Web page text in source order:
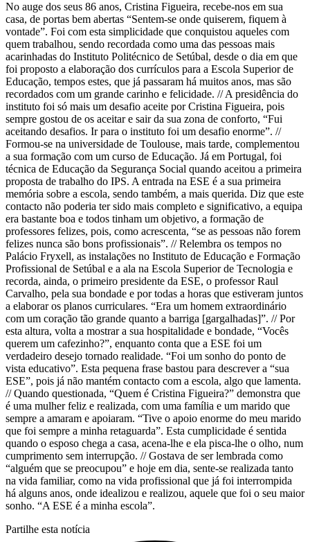
No auge dos seus 86 anos, Cristina Figueira, recebe-nos em sua
casa, de portas bem abertas “Sentem-se onde quiserem, fiquem à
vontade”. Foi com esta simplicidade que conquistou aqueles com
quem trabalhou, sendo recordada como uma das pessoas mais
acarinhadas do Instituto Politécnico de Setúbal, desde o dia em que
foi proposto a elaboração dos currículos para a Escola Superior de
Educação, tempos estes, que já passaram há muitos anos, mas são
recordados com um grande carinho e felicidade. // A presidência do
instituto foi só mais um desafio aceite por Cristina Figueira, pois
sempre gostou de os aceitar e sair da sua zona de conforto, “Fui
aceitando desafios. Ir para o instituto foi um desafio enorme”. //
Formou-se na universidade de Toulouse, mais tarde, complementou
a sua formação com um curso de Educação. Já em Portugal, foi
técnica de Educação da Segurança Social quando aceitou a primeira
proposta de trabalho do IPS. A entrada na ESE é a sua primeira
memória sobre a escola, sendo também, a mais querida. Diz que este
contacto não poderia ter sido mais completo e significativo, a equipa
era bastante boa e todos tinham um objetivo, a formação de
professores felizes, pois, como acrescenta, “se as pessoas não forem
felizes nunca são bons profissionais”. // Relembra os tempos no
Palácio Fryxell, as instalações no Instituto de Educação e Formação
Profissional de Setúbal e a ala na Escola Superior de Tecnologia e
recorda, ainda, o primeiro presidente da ESE, o professor Raul
Carvalho, pela sua bondade e por todas a horas que estiveram juntos
a elaborar os planos curriculares. “Era um homem extraordinário
com um coração tão grande quanto a barriga [gargalhadas]”. // Por
esta altura, volta a mostrar a sua hospitalidade e bondade, “Vocês
querem um cafezinho?”, enquanto conta que a ESE foi um
verdadeiro desejo tornado realidade. “Foi um sonho do ponto de
vista educativo”. Esta pequena frase bastou para descrever a “sua
ESE”, pois já não mantém contacto com a escola, algo que lamenta.
// Quando questionada, “Quem é Cristina Figueira?” demonstra que
é uma mulher feliz e realizada, com uma família e um marido que
sempre a amaram e apoiaram. “Tive o apoio enorme do meu marido
que foi sempre a minha retaguarda”. Esta cumplicidade é sentida
quando o esposo chega a casa, acena-lhe e ela pisca-lhe o olho, num
cumprimento sem interrupção. // Gostava de ser lembrada como
“alguém que se preocupou” e hoje em dia, sente-se realizada tanto
na vida familiar, como na vida profissional que já foi interrompida
há alguns anos, onde idealizou e realizou, aquele que foi o seu maior
sonho. “A ESE é a minha escola”.
Partilhe esta notícia